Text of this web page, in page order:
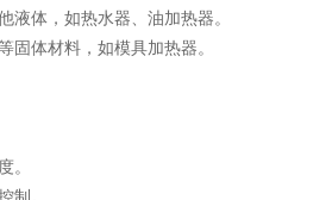
体，如热水器、油加热器。
体材料，如模具加热器。
。